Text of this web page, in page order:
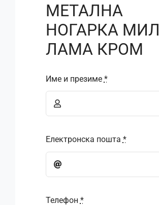
МЕТАЛНА
НОГАРКА МИЛ
ЛАМА КРОМ
Име и презиме *
Електронска пошта *
Телефон *